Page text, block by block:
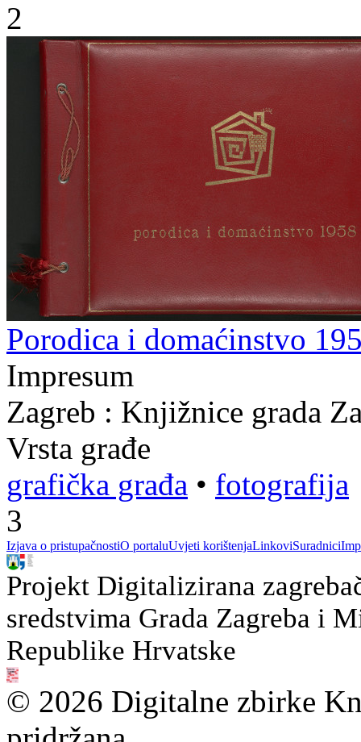
2
Porodica i domaćinstvo
Impresum
Zagreb : Knjižnice grada
Vrsta građe
grafička građa • fotografija
3
Izjava o pristupačnostiO portaluUvjeti korištenjaLinkoviSuradnici
Projekt Digitalizirana
sredstvima Grada Zagreba i
Republike Hrvatske
© 2026 Digitalne zbirke